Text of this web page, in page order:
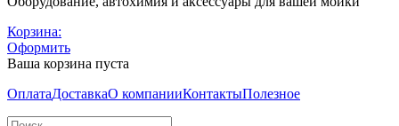
Корзина:
Оформить
Ваша корзина пуста
ОплатаДоставкаО компанииКонтактыПолезное